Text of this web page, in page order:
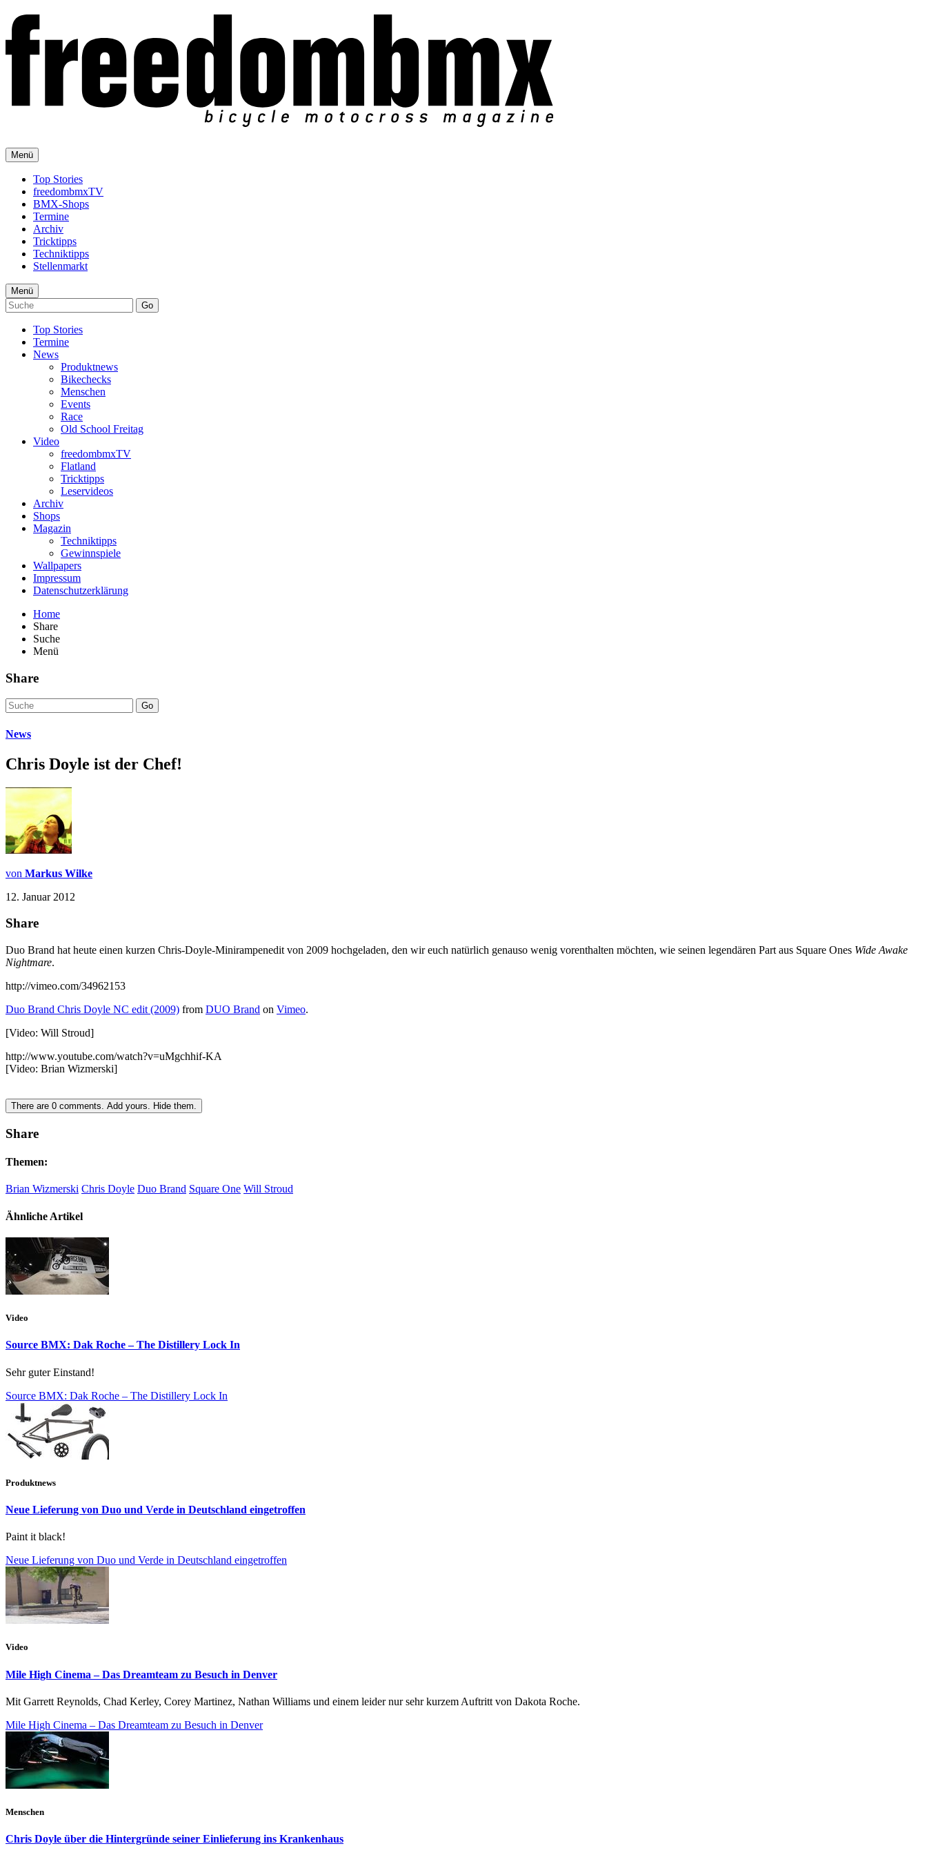
Menü
Top Stories
freedombmxTV
BMX-Shops
Termine
Archiv
Tricktipps
Techniktipps
Stellenmarkt
Menü
Go
Top Stories
Termine
News
Produktnews
Bikechecks
Menschen
Events
Race
Old School Freitag
Video
freedombmxTV
Flatland
Tricktipps
Leservideos
Archiv
Shops
Magazin
Techniktipps
Gewinnspiele
Wallpapers
Impressum
Datenschutzerklärung
Home
Share
Suche
Menü
Share
Go
News
Chris Doyle ist der Chef!
von Markus Wilke
12. Januar 2012
Share
Duo Brand hat heute einen kurzen Chris-Doyle-Minirampenedit von 2009 hochgeladen, den wir euch natürlich genauso wenig vorenthalten möchten, wie seinen legendären Part aus Square Ones Wide Awake
Nightmare.
http://vimeo.com/34962153
Duo Brand Chris Doyle NC edit (2009) from DUO Brand on Vimeo.
[Video: Will Stroud]
http://www.youtube.com/watch?v=uMgchhif-KA
[Video: Brian Wizmerski]
There are 0 comments. Add yours. Hide them.
Share
Themen:
Brian Wizmerski Chris Doyle Duo Brand Square One Will Stroud
Ähnliche Artikel
Video
Source BMX: Dak Roche – The Distillery Lock In
Sehr guter Einstand!
Source BMX: Dak Roche – The Distillery Lock In
Produktnews
Neue Lieferung von Duo und Verde in Deutschland eingetroffen
Paint it black!
Neue Lieferung von Duo und Verde in Deutschland eingetroffen
Video
Mile High Cinema – Das Dreamteam zu Besuch in Denver
Mit Garrett Reynolds, Chad Kerley, Corey Martinez, Nathan Williams und einem leider nur sehr kurzem Auftritt von Dakota Roche.
Mile High Cinema – Das Dreamteam zu Besuch in Denver
Menschen
Chris Doyle über die Hintergründe seiner Einlieferung ins Krankenhaus